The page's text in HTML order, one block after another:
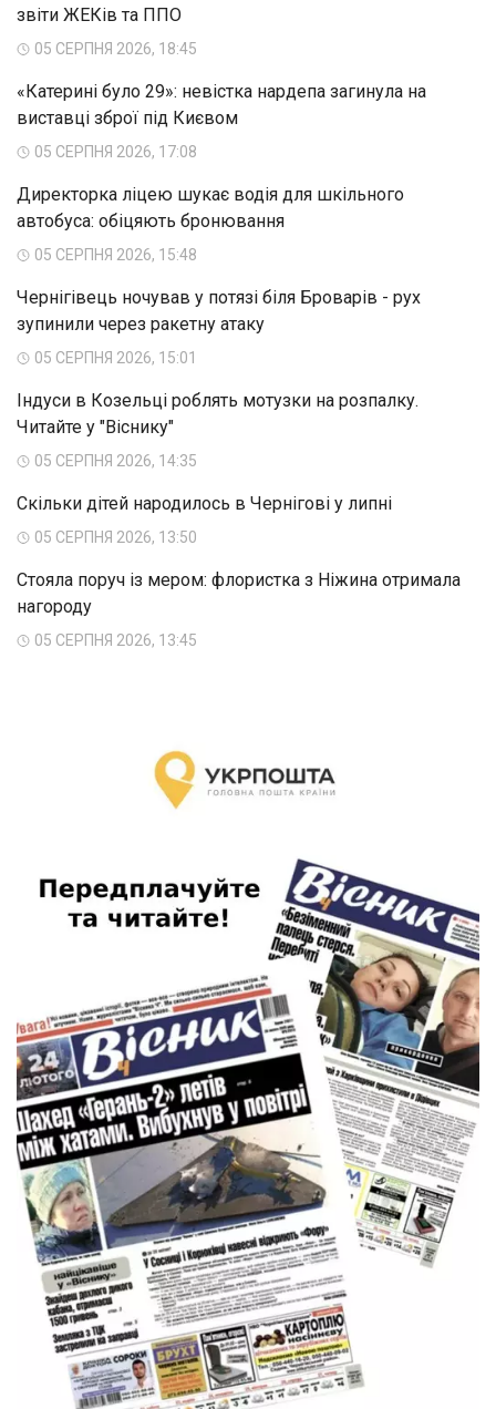
звіти ЖЕКів та ППО
05 СЕРПНЯ 2026, 18:45
«Катерині було 29»: невістка нардепа загинула на
виставці зброї під Києвом
05 СЕРПНЯ 2026, 17:08
Директорка ліцею шукає водія для шкільного
автобуса: обіцяють бронювання
05 СЕРПНЯ 2026, 15:48
Чернігівець ночував у потязі біля Броварів - рух
зупинили через ракетну атаку
05 СЕРПНЯ 2026, 15:01
Індуси в Козельці роблять мотузки на розпалку.
Читайте у "Віснику"
05 СЕРПНЯ 2026, 14:35
Скільки дітей народилось в Чернігові у липні
05 СЕРПНЯ 2026, 13:50
Стояла поруч із мером: флористка з Ніжина отримала
нагороду
05 СЕРПНЯ 2026, 13:45